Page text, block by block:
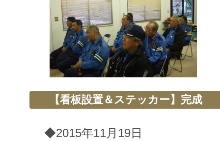
【看板設置＆ステッカー】完成
◆2015年11月19日